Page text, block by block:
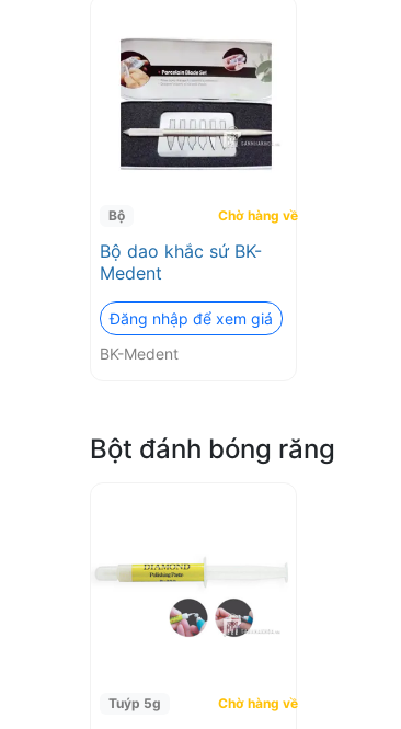
Bộ Chờ hàng về
Bộ dao khắc sứ BK-
Medent
Đăng nhập để xem giá
BK-Medent
Bột đánh bóng răng
Tuýp 5g Chờ hàng về